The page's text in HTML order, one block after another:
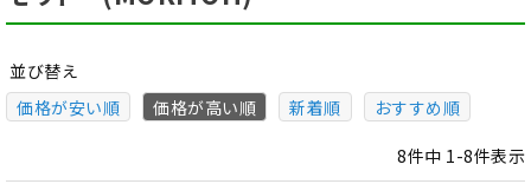
並び替え
価格が安い順
価格が高い順 新着順 おすすめ順
8件中 1-8件表示